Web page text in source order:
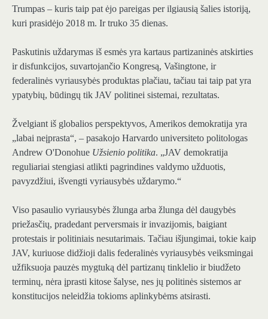
Trumpas – kuris taip pat ėjo pareigas per ilgiausią šalies istoriją,
kuri prasidėjo 2018 m. Ir truko 35 dienas.
Paskutinis uždarymas iš esmės yra kartaus partizaninės atskirties
ir disfunkcijos, suvartojančio Kongresą, Vašingtone, ir
federalinės vyriausybės produktas plačiau, tačiau tai taip pat yra
ypatybių, būdingų tik JAV politinei sistemai, rezultatas.
Žvelgiant iš globalios perspektyvos, Amerikos demokratija yra
„labai neįprasta“, – pasakojo Harvardo universiteto politologas
Andrew O'Donohue Užsienio politika. „JAV demokratija
reguliariai stengiasi atlikti pagrindines valdymo užduotis,
pavyzdžiui, išvengti vyriausybės uždarymo.“
Viso pasaulio vyriausybės žlunga arba žlunga dėl daugybės
priežasčių, pradedant perversmais ir invazijomis, baigiant
protestais ir politiniais nesutarimais. Tačiau išjungimai, tokie kaip
JAV, kuriuose didžioji dalis federalinės vyriausybės veiksmingai
užfiksuoja pauzės mygtuką dėl partizanų tinklelio ir biudžeto
terminų, nėra įprasti kitose šalyse, nes jų politinės sistemos ar
konstitucijos neleidžia tokioms aplinkybėms atsirasti.